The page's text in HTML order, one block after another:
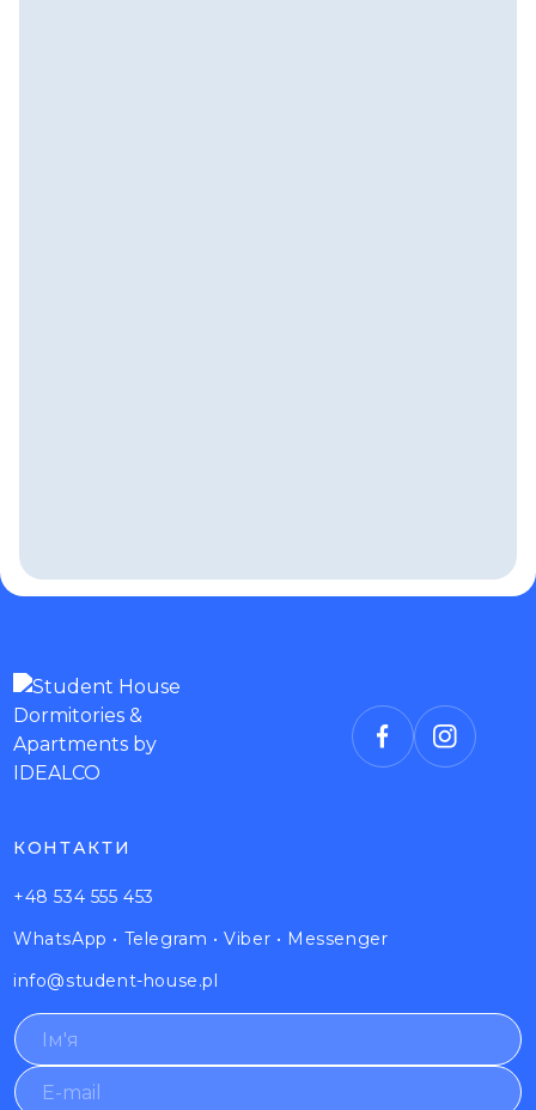
КОНТАКТИ
+48 534 555 453
WhatsApp • Telegram •Viber • Messenger
info@student-house.pl
N
a
m
e
E
-